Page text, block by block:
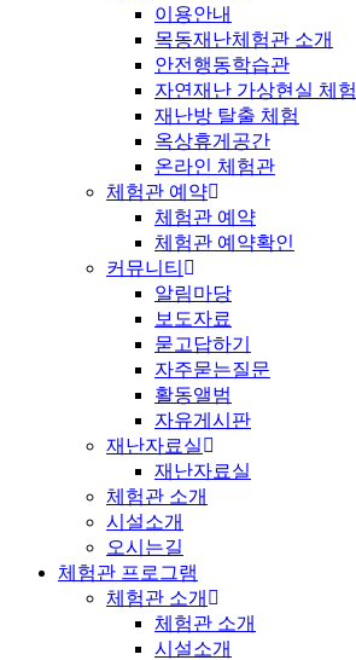
이용안내
목동재난체험관 소개
안전행동학습관
자연재난 가상현실 체험
재난방 탈출 체험
옥상휴게공간
온라인 체험관
체험관 예약
체험관 예약
체험관 예약확인
커뮤니티
알림마당
보도자료
묻고답하기
자주묻는질문
활동앨범
자유게시판
재난자료실
재난자료실
체험관 소개
시설소개
오시는길
체험관 프로그램
체험관 소개
체험관 소개
시설소개